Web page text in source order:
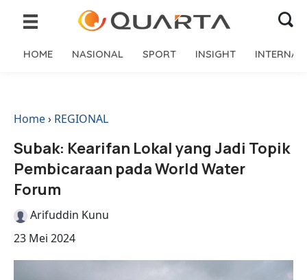
HOME NASIONAL SPORT INSIGHT
Home› REGIONAL
Subak: Kearifan Lokal yang Jadi Topik
Pembicaraan pada World Water
Forum
Arifuddin Kunu
23 Mei 2024